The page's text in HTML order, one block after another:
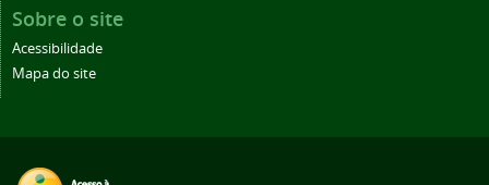
Sobre o site
Acessibilidade
Mapa do site